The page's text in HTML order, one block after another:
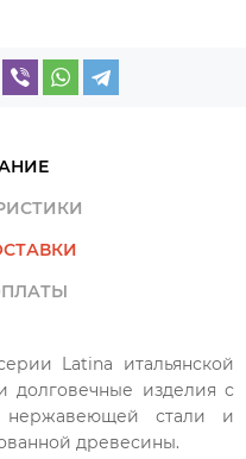
Latina итальянской
изделия с
нержавеющей стали и
древесины.